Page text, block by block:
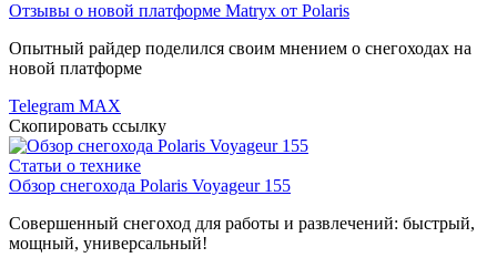
Отзывы о новой платформе Matryx от Polaris
Опытный райдер поделился своим мнением о снегоходах на
новой платформе
Telegram MAX
Скопировать ссылку
Статьи о технике
Обзор снегохода Polaris Voyageur 155
Совершенный снегоход для работы и развлечений: быстрый,
мощный, универсальный!